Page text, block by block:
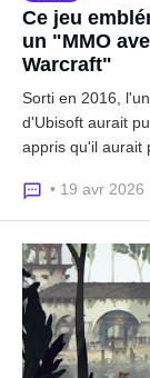
Ce jeu
un "MMO
Warcraft"
Sorti en 2016,
d'Ubisoft aurait
appris qu'il aurait
• 19 avr 2026